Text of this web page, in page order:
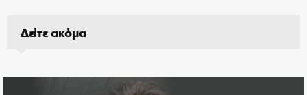
Δείτε ακόμα